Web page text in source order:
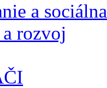
a
rozvoj